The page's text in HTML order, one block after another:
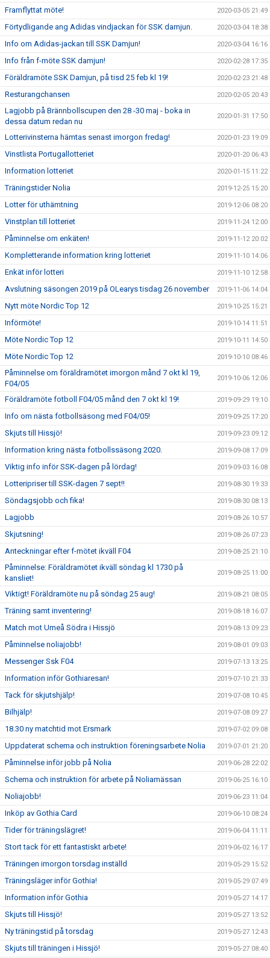
Framflyttat möte! 2020-03-05 21:49
Förtydligande ang Adidas vindjackan för SSK damjun. 2020-03-04 18:38
Info om Adidas-jackan till SSK Damjun! 2020-03-04 16:16
Info från f-möte SSK damjun! 2020-02-28 17:35
Föräldramöte SSK Damjun, på tisd 25 feb kl 19! 2020-02-23 21:48
Resturangchansen 2020-02-05 20:43
Lagjobb på Brännbollscupen den 28 -30 maj - boka in
dessa datum redan nu
2020-01-31 17:50
Lotterivinsterna hämtas senast imorgon fredag! 2020-01-23 19:09
Vinstlista Portugallotteriet 2020-01-20 06:43
Information lotteriet 2020-01-15 11:22
Träningstider Nolia 2019-12-25 15:20
Lotter för uthämtning 2019-12-06 08:20
Vinstplan till lotteriet 2019-11-24 12:00
Påminnelse om enkäten! 2019-11-12 20:02
Kompletterande information kring lotteriet 2019-11-10 14:06
Enkät inför lotteri 2019-11-10 12:58
Avslutning säsongen 2019 på OLearys tisdag 26 november 2019-11-06 14:04
Nytt möte Nordic Top 12 2019-10-25 15:21
Införmöte! 2019-10-14 11:51
Möte Nordic Top 12 2019-10-11 14:50
Möte Nordic Top 12 2019-10-10 08:46
Påminnelse om föräldramötet imorgon månd 7 okt kl 19,
F04/05
2019-10-06 12:06
Föräldramöte fotboll F04/05 månd den 7 okt kl 19! 2019-09-29 19:10
Info om nästa fotbollsäsong med F04/05! 2019-09-25 17:20
Skjuts till Hissjö! 2019-09-23 09:12
Information kring nästa fotbollssäsong 2020. 2019-09-08 17:09
Viktig info inför SSK-dagen på lördag! 2019-09-03 16:08
Lotteripriser till SSK-dagen 7 sept!! 2019-08-30 19:33
Söndagsjobb och fika! 2019-08-30 08:13
Lagjobb 2019-08-26 10:57
Skjutsning! 2019-08-26 07:23
Anteckningar efter f-mötet ikväll F04 2019-08-25 21:10
Påminnelse: Föräldramötet ikväll söndag kl 1730 på
kansliet!
2019-08-25 11:00
Viktigt! Föräldramöte nu på söndag 25 aug! 2019-08-21 08:05
Träning samt inventering! 2019-08-18 16:07
Match mot Umeå Södra i Hissjö 2019-08-13 09:23
Påminnelse noliajobb! 2019-08-01 09:03
Messenger Ssk F04 2019-07-13 13:25
Information inför Gothiaresan! 2019-07-10 21:33
Tack för skjutshjälp! 2019-07-08 10:45
Bilhjälp! 2019-07-08 09:27
18.30 ny matchtid mot Ersmark 2019-07-02 09:08
Uppdaterat schema och instruktion föreningsarbete Nolia 2019-07-01 21:20
Påminnelse inför jobb på Nolia 2019-06-28 22:02
Schema och instruktion för arbete på Noliamässan 2019-06-25 16:10
Noliajobb! 2019-06-23 11:04
Inköp av Gothia Card 2019-06-10 08:24
Tider för träningslägret! 2019-06-04 11:11
Stort tack för ett fantastiskt arbete! 2019-06-02 16:17
Träningen imorgon torsdag inställd 2019-05-29 15:52
Träningsläger inför Gothia! 2019-05-29 07:49
Information inför Gothia 2019-05-27 14:17
Skjuts till Hissjö! 2019-05-27 13:52
Ny träningstid på torsdag 2019-05-27 12:43
Skjuts till träningen i Hissjö! 2019-05-27 08:40